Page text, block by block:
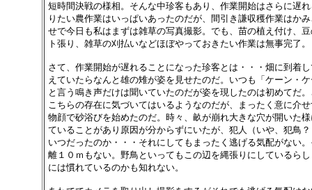
短時間決戦の様相。そんな中珍客もあり、作業開始はさらに遅
りたい農作業はいっぱいあったのだが、間引き謙収穫作業はか
せで今日も私はまずは雑草の写真撮影。でも、苗の植え付け、
ト張り、雑草の刈払いなどほぼやっておきたい作業は無事完了。
さて、作業開始が遅れることになった珍客とは・・・畑に到着
えていたらなんと雄の雉が姿を見せたのだ。いつも「ケーン・
と言う鳴き声だけは聞いていたのだが姿を現したのは初めてだ
こちらの存在に気づいてはいるようなのだが、まったく意に介
物顔で砂浴びを始めたのだ。時々、畝が崩れ大きな穴が開いた
ていることがあり原因が分からずにいたが、犯人（いや、犯鳥
いつだったのか・・・それにしてもまったく逃げる気配がない
離１０ｍもない。野鳥といってもこの辺を縄張りにしているら
には慣れているのかも知れない。